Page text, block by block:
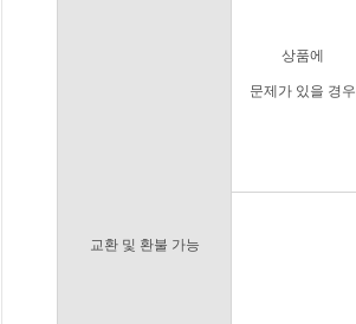
교환 및 환불 가능
상품에
문제가 있을 경우